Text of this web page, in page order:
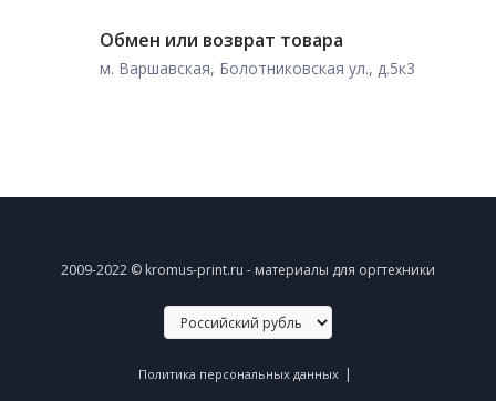
Обмен или возврат товара
м. Варшавская, Болотниковская ул., д.5к3
2009-2022 © kromus-print.ru - материалы для оргтехники
Политика персональных данных |